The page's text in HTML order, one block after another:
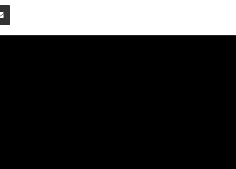
Partilhar Via Email